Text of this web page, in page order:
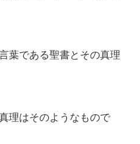
葉である聖書とその真理
理はそのようなもので